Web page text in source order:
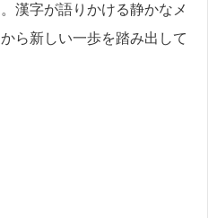
漢字が語りかける静かなメ
ら新しい一歩を踏み出して